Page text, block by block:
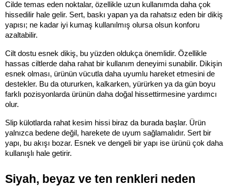
Cilde temas eden noktalar, özellikle uzun kullanımda daha çok
hissedilir hale gelir. Sert, baskı yapan ya da rahatsız eden bir dikiş
yapısı; ne kadar iyi kumaş kullanılmış olursa olsun konforu
azaltabilir.
Cilt dostu esnek dikiş, bu yüzden oldukça önemlidir. Özellikle
hassas ciltlerde daha rahat bir kullanım deneyimi sunabilir. Dikişin
esnek olması, ürünün vücutla daha uyumlu hareket etmesini de
destekler. Bu da otururken, kalkarken, yürürken ya da gün boyu
farklı pozisyonlarda ürünün daha doğal hissettirmesine yardımcı
olur.
Slip külotlarda rahat kesim hissi biraz da burada başlar. Ürün
yalnızca bedene değil, harekete de uyum sağlamalıdır. Sert bir
yapı, bu akışı bozar. Esnek ve dengeli bir yapı ise ürünü çok daha
kullanışlı hale getirir.
Siyah, beyaz ve ten renkleri neden